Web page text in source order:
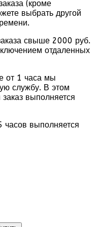
(кроме
выбрать другой
свыше 2000 руб.
отдаленных
от 1 часа мы
службу. В этом
выполняется
выполняется